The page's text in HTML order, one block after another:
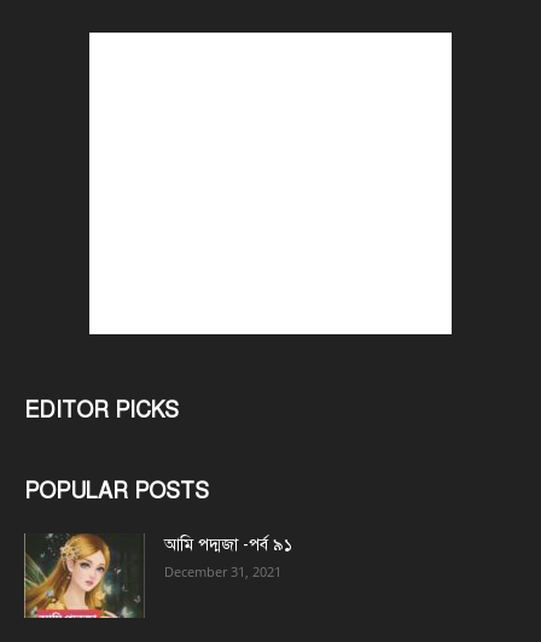
EDITOR PICKS
POPULAR POSTS
আমি পদ্মজা -পর্ব ৯১
December 31, 2021